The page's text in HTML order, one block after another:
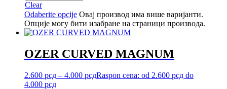
Clear
Odaberite opcije Овај производ има више варијанти.
Опције могу бити изабране на страници производа.
OZER CURVED MAGNUM
2.600 рсд – 4.000 рсдRaspon cena: od 2.600 рсд do
4.000 рсд